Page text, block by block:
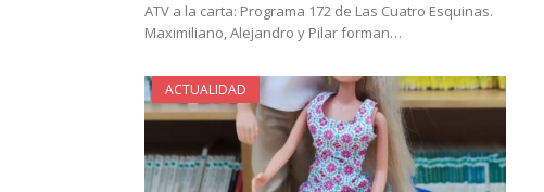
ATV a la carta: Programa 172 de Las Cuatro Esquinas.
Maximiliano, Alejandro y Pilar forman…
ACTUALIDAD